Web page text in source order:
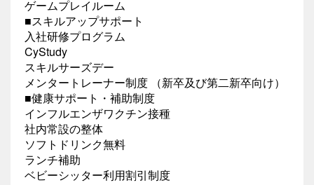
ゲームプレイルーム
■スキルアップサポート
入社研修プログラム
CyStudy
スキルサーズデー
メンタートレーナー制度 （新卒及び第二新卒向け）
■健康サポート・補助制度
インフルエンザワクチン接種
社内常設の整体
ソフトドリンク無料
ランチ補助
ベビーシッター利用割引制度